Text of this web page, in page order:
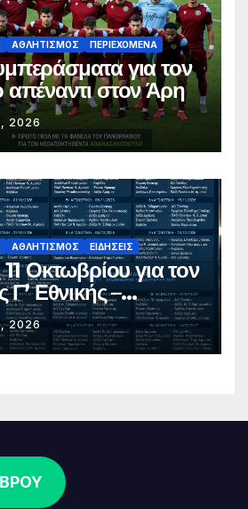
ΑΘΛΗΤΙΣΜΌΣ ΠΕΡΙΕΧΌΜΕΝΑ
για τον
απέναντι στον Άρη
2026
ΑΘΛΗΤΙΣΜΌΣ ΕΙΔΉΣΕΙΣ
11 Οκτωβρίου για τον
Γ’ Εθνικής –
το πλήρες
2026